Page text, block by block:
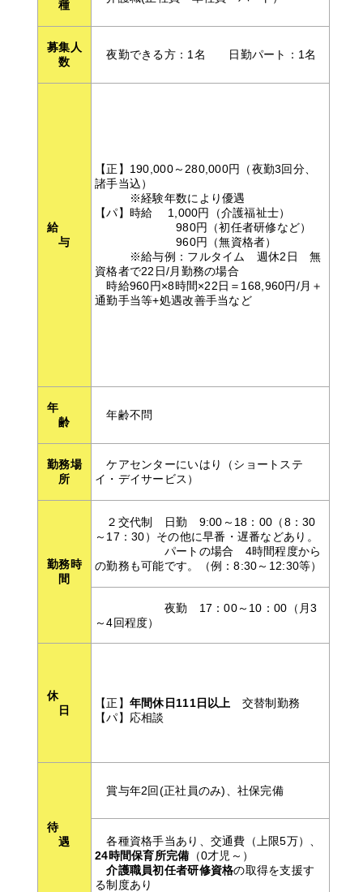
種
募集人
数
夜勤できる方：1名 日勤パート：1名
給
与
【正】190,000～280,000円（夜勤3回分、
諸手当込）
※経験年数により優遇
【パ】時給 1,000円（介護福祉士）
980円（初任者研修など）
960円（無資格者）
※給与例：フルタイム 週休2日 無
資格者で22日/月勤務の場合
時給960円×8時間×22日＝168,960円/月＋
通勤手当等+処遇改善手当など
年
齢
年齢不問
勤務場
所
ケアセンターにいはり（ショートステ
イ・デイサービス）
勤務時
間
２交代制 日勤 9:00～18：00（8：30
～17：30）その他に早番・遅番などあり。
パートの場合 4時間程度から
の勤務も可能です。（例：8:30～12:30等）
夜勤 17：00～10：00（月3
～4回程度）
休
日
【正】 年間休日111日以上
交替制勤務
【パ】応相談
待
遇
賞与年2回(正社員のみ)、社保完備
各種資格手当あり、交通費（上限5万）、
24時間保育所完備 （0才児～）
介護職員初任者研修資格の取得を支援す
る制度あり